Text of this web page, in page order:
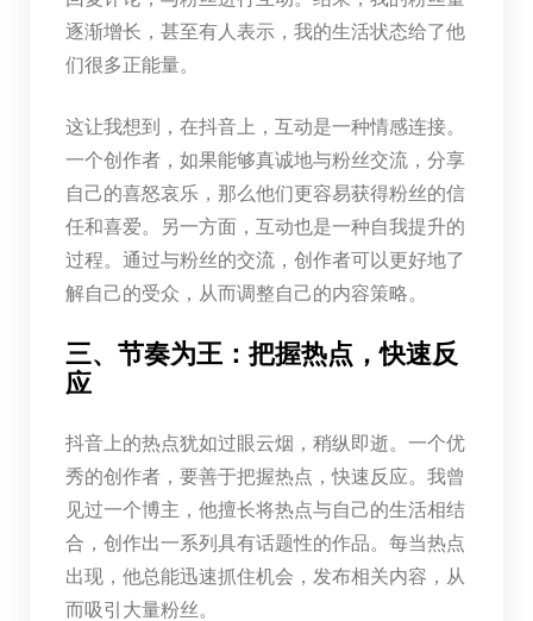
逐渐增长，甚至有人表示，我的生活状态给了他
们很多正能量。
这让我想到，在抖音上，互动是一种情感连接。
一个创作者，如果能够真诚地与粉丝交流，分享
自己的喜怒哀乐，那么他们更容易获得粉丝的信
任和喜爱。另一方面，互动也是一种自我提升的
过程。通过与粉丝的交流，创作者可以更好地了
解自己的受众，从而调整自己的内容策略。
三、节奏为王：把握热点，快速反
应
抖音上的热点犹如过眼云烟，稍纵即逝。一个优
秀的创作者，要善于把握热点，快速反应。我曾
见过一个博主，他擅长将热点与自己的生活相结
合，创作出一系列具有话题性的作品。每当热点
出现，他总能迅速抓住机会，发布相关内容，从
而吸引大量粉丝。